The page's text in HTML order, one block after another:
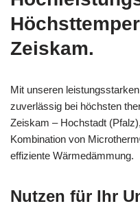
Zeiskam.
Mit unseren
zuverlässig bei höchsten
Zeiskam – Hochstadt
Kombination von
effiziente Wärmedämmung.
Nutzen für Ihr